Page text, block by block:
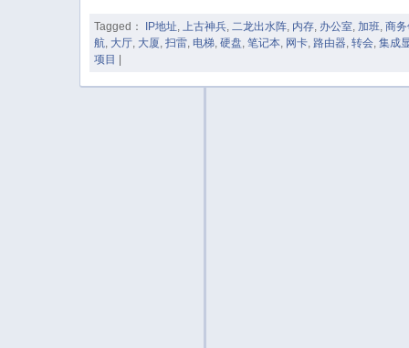
Tagged： IP地址 上古神兵 二龙出水阵 内存 办公室 ,加班 ,商
航 大厅 大厦 ,扫雷 电梯 ,硬盘 ,笔记本 网卡 ,路由器 ,转会 ,集成
项目 |